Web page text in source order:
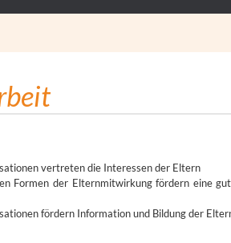
vertreten die Interessen der Eltern
Formen der Elternmitwirkung fördern eine
fördern Information und Bildung der